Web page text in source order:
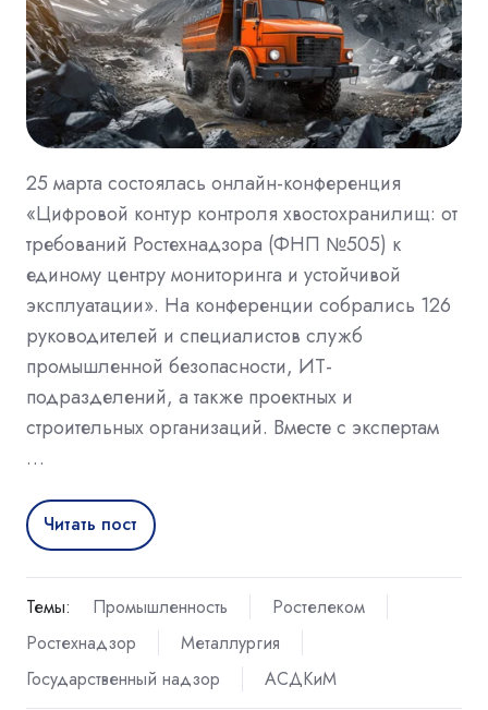
25 марта состоялась онлайн-конференция
«Цифровой контур контроля хвостохранилищ: от
требований Ростехнадзора (ФНП №505) к
единому центру мониторинга и устойчивой
эксплуатации». На конференции собрались 126
руководителей и специалистов служб
промышленной безопасности, ИТ-
подразделений, а также проектных и
строительных организаций. Вместе с экспертам
…
Читать пост
Темы: Промышленность
Ростелеком
Ростехнадзор
Металлургия
Государственный надзор
АСДКиМ